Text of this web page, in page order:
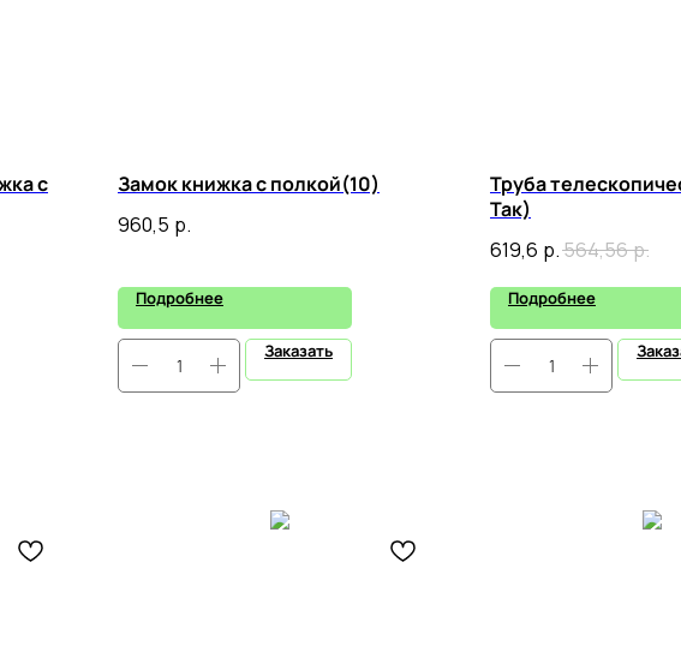
с
Замок книжка с полкой(10)
960,5 р.
Подробнее
Заказать
Труба
Так)
619,6 р.564,56р.
Подробнее